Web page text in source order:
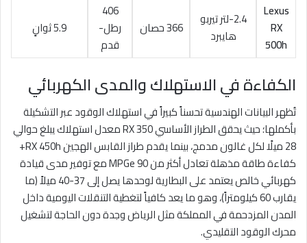
Lexus
RX
500h
2.4-لتر تيربو
هايبرد
366 حصان
406
رطل-
قدم
5.9 ثوانٍ
الكفاءة في الاستهلاك والمدى الكهربائي
تُظهر البيانات الهندسية تحسناً كبيراً في استهلاك الوقود عبر التشكيلة
بأكملها؛ حيث يحقق الطراز الأساسي RX 350 معدل استهلاك يبلغ حوالي
28 ميلًا لكل غالون مدمج، بينما يقدم طراز القابس الهجين RX 450h+
كفاءة طاقة مذهلة تعادل أكثر من 90 MPGe مع توفير مدى قيادة
كهربائي خالص يعتمد على البطارية لوحدها يصل إلى 37-40 ميلاً (ما
يقارب 60 كيلومتراً)، وهو ما يعد كافياً لتغطية التنقلات اليومية داخل
المدن المزدحمة في المملكة مثل الرياض وجدة دون الحاجة لتشغيل
محرك الوقود التقليدي.